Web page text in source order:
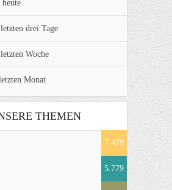
drei Tage
Woche
Monat
THEMEN
7.479
5.779